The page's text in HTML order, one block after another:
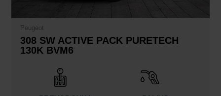
Peugeot
308 SW ACTIVE PACK PURETECH
130K BVM6